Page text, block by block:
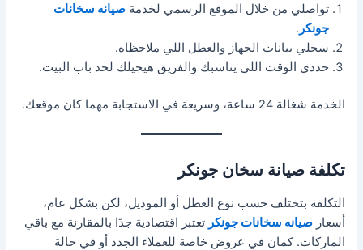
تواصلي من خلال الموقع الرسمي لخدمةصيانه سخانات
جونكر .
سجلي بيانات الجهاز والعطل اللي ملاحظاه.
حددي الوقت اللي يناسبك والفريق هيجيلك لحد باب البيت.
الخدمة شغالة 24 ساعة، وسريعة في الاستجابة مهما كان موقعك.
تكلفة صيانة سخان جونكر
التكلفة بتختلف حسب نوع العطل أو الموديل، لكن بشكل عام،
أسعارصيانه سخانات جونكر تعتبر اقتصادية جدًا بالمقارنة مع باقي
الماركات. كمان في عروض خاصة للعملاء الجدد أو في حالة